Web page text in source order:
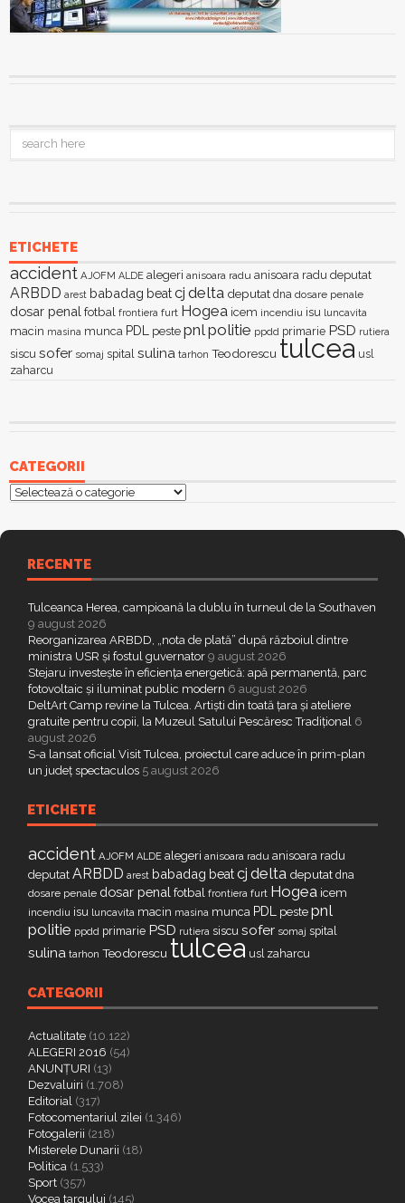
ETICHETE
accident AJOFM ALDE alegeri anisoara radu anisoara radu deputat
ARBDD arest babadag beatcj delta deputat dna dosare penale
dosar penal fotbal frontiera furt Hogea icem incendiu isu luncavita
macin masina munca PDL peste pnl politie ppdd primarie PSD rutiera
siscu sofer somaj spital sulina tarhon Teodorescu tulcea usl
zaharcu
CATEGORII
Categorii
RECENTE
Tulceanca Herea, campioană la dublu în turneul de la Southaven
9 august 2026
Reorganizarea ARBDD, „nota de plată” după războiul dintre
ministra USR și fostul guvernator 9 august 2026
Stejaru investește în eficiența energetică: apă permanentă, parc
fotovoltaic și iluminat public modern 6 august 2026
DeltArt Camp revine la Tulcea. Artiști din toată țara și ateliere
gratuite pentru copii, la Muzeul Satului Pescăresc Tradițional 6
august 2026
S-a lansat oficial Visit Tulcea, proiectul care aduce în prim-plan
un județ spectaculos 5 august 2026
ETICHETE
accident AJOFM ALDE alegeri anisoara radu anisoara radu
deputat ARBDD arest babadag beatcj delta deputat dna
dosare penale dosar penal fotbal frontiera furt Hogea icem
incendiu isu luncavita macin masina munca PDL peste pnl
politie ppdd primarie PSD rutiera siscu sofer somaj spital
sulina tarhon Teodorescu tulcea usl zaharcu
CATEGORII
Actualitate (10.122)
ALEGERI 2016 (54)
ANUNȚURI (13)
Dezvaluiri (1.708)
Editorial (317)
Fotocomentariul zilei (1.346)
Fotogalerii (218)
Misterele Dunarii (18)
Politica (1.533)
Sport (357)
Vocea targului (145)